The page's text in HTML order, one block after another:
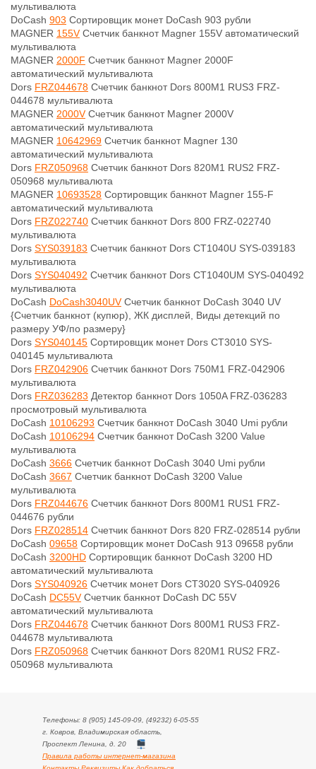
мультивалюта
DoCash 903 Сортировщик монет DoCash 903 рубли
MAGNER 155VСчетчик банкнот Magner 155V автоматический
мультивалюта
MAGNER 2000F Счетчик банкнот Magner 2000F
автоматический мультивалюта
Dors FRZ044678 Счетчик банкнот Dors 800M1 RUS3 FRZ-
044678 мультивалюта
MAGNER 2000VСчетчик банкнот Magner 2000V
автоматический мультивалюта
MAGNER 10642969 Счетчик банкнот Magner 130
автоматический мультивалюта
Dors FRZ050968 Счетчик банкнот Dors 820M1 RUS2 FRZ-
050968 мультивалюта
MAGNER 10693528 Сортировщик банкнот Magner 155-F
автоматический мультивалюта
Dors FRZ022740 Счетчик банкнот Dors 800 FRZ-022740
мультивалюта
Dors SYS039183 Счетчик банкнот Dors CT1040U SYS-039183
мультивалюта
Dors SYS040492 Счетчик банкнот Dors CT1040UM SYS-040492
мультивалюта
DoCash DoCash3040UVСчетчик банкнот DoCash 3040 UV
{Счетчик банкнот (купюр), ЖК дисплей, Виды детекций по
размеру УФ/по размеру}
Dors SYS040145 Сортировщик монет Dors CT3010 SYS-
040145 мультивалюта
Dors FRZ042906 Счетчик банкнот Dors 750M1 FRZ-042906
мультивалюта
Dors FRZ036283 Детектор банкнот Dors 1050A FRZ-036283
просмотровый мультивалюта
DoCash 10106293 Счетчик банкнот DoCash 3040 Umi рубли
DoCash 10106294 Счетчик банкнот DoCash 3200 Value
мультивалюта
DoCash 3666 Счетчик банкнот DoCash 3040 Umi рубли
DoCash 3667 Счетчик банкнот DoCash 3200 Value
мультивалюта
Dors FRZ044676 Счетчик банкнот Dors 800M1 RUS1 FRZ-
044676 рубли
Dors FRZ028514 Счетчик банкнот Dors 820 FRZ-028514 рубли
DoCash 09658 Сортировщик монет DoCash 913 09658 рубли
DoCash 3200HD Сортировщик банкнот DoCash 3200 HD
автоматический мультивалюта
Dors SYS040926 Счетчик монет Dors CT3020 SYS-040926
DoCash DC55VСчетчик банкнот DoCash DC 55V
автоматический мультивалюта
Dors FRZ044678 Счетчик банкнот Dors 800M1 RUS3 FRZ-
044678 мультивалюта
Dors FRZ050968 Счетчик банкнот Dors 820M1 RUS2 FRZ-
050968 мультивалюта
Телефоны: 8 (905) 145-09-09, (49232) 6-05-55
г. Ковров, Владимирская область,
Проспект Ленина, д. 20
Правила работы интернет-магазина